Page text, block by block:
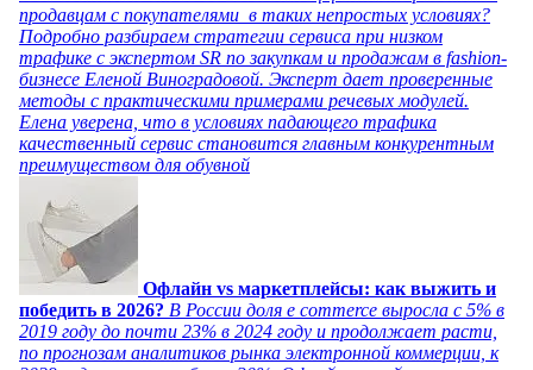
продавцам с покупателями в таких непростых условиях?
Подробно разбираем стратегии сервиса при низком
трафике с экспертом SR по закупкам и продажам в fashion-
бизнесе Еленой Виноградовой. Эксперт дает проверенные
методы с практическими примерами речевых модулей.
Елена уверена, что в условиях падающего трафика
качественный сервис становится главным конкурентным
преимуществом для обувной
Офлайн vs маркетплейсы: как выжить и
победить в 2026? В России доля e commerce выросла с 5% в
2019 году до почти 23% в 2024 году и продолжает расти,
по прогнозам аналитиков рынка электронной коммерции, к